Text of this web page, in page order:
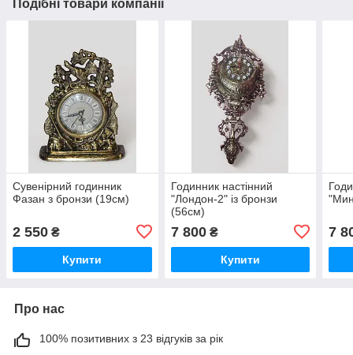
Подібні товари компанії
Сувенірний годинник
Фазан з бронзи (19см)
2 550 ₴
Купити
Годинник настінний
"Лондон-2" із бронзи
(56см)
7 800₴
Купити
7
Про нас
100% позитивних з 23 відгуків за рік